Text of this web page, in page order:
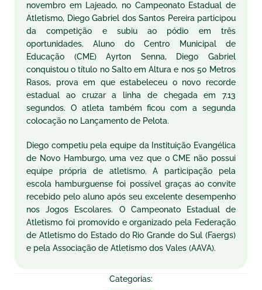
novembro em Lajeado, no Campeonato Estadual de
Atletismo, Diego Gabriel dos Santos Pereira participou
da competição e subiu ao pódio em três
oportunidades. Aluno do Centro Municipal de
Educação (CME) Ayrton Senna, Diego Gabriel
conquistou o título no Salto em Altura e nos 50 Metros
Rasos, prova em que estabeleceu o novo recorde
estadual ao cruzar a linha de chegada em 7.13
segundos. O atleta também ficou com a segunda
colocação no Lançamento de Pelota.
Diego competiu pela equipe da Instituição Evangélica
de Novo Hamburgo, uma vez que o CME não possui
equipe própria de atletismo. A participação pela
escola hamburguense foi possível graças ao convite
recebido pelo aluno após seu excelente desempenho
nos Jogos Escolares. O Campeonato Estadual de
Atletismo foi promovido e organizado pela Federação
de Atletismo do Estado do Rio Grande do Sul (Faergs)
e pela Associação de Atletismo dos Vales (AAVA).
Categorias: